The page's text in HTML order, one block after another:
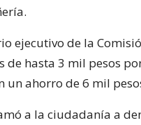
ejecutivo de la
de hasta 3 mil pesos
un ahorro de 6 mil
a la ciudadanía a